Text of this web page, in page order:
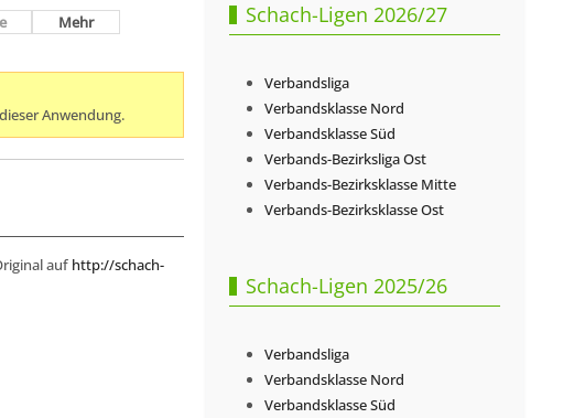
Mehr
Anwendung.
auf http://schach-
Schach-Ligen 2026/27
Verbandsliga
Verbandsklasse Nord
Verbandsklasse Süd
Verbands-Bezirksliga Ost
Verbands-Bezirksklasse Mitte
Verbands-Bezirksklasse Ost
Schach-Ligen 2025/26
Verbandsliga
Verbandsklasse Nord
Verbandsklasse Süd